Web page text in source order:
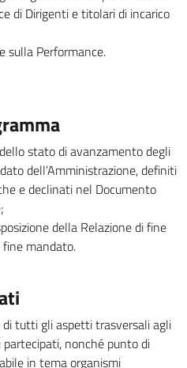
di Dirigenti e titolari di incarico
sulla Performance.
stato di avanzamento degli
dell’Amministrazione, definiti
e declinati nel Documento
della Relazione di fine
mandato.
di tutti gli aspetti trasversali agli
nonché punto di
in tema organismi